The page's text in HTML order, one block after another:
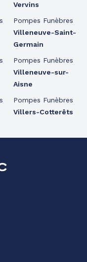
Vervins
Pompes Funèbres
Villeneuve-Saint-
Germain
Pompes Funèbres
Villeneuve-sur-
Aisne
Pompes Funèbres
Villers-Cotterêts